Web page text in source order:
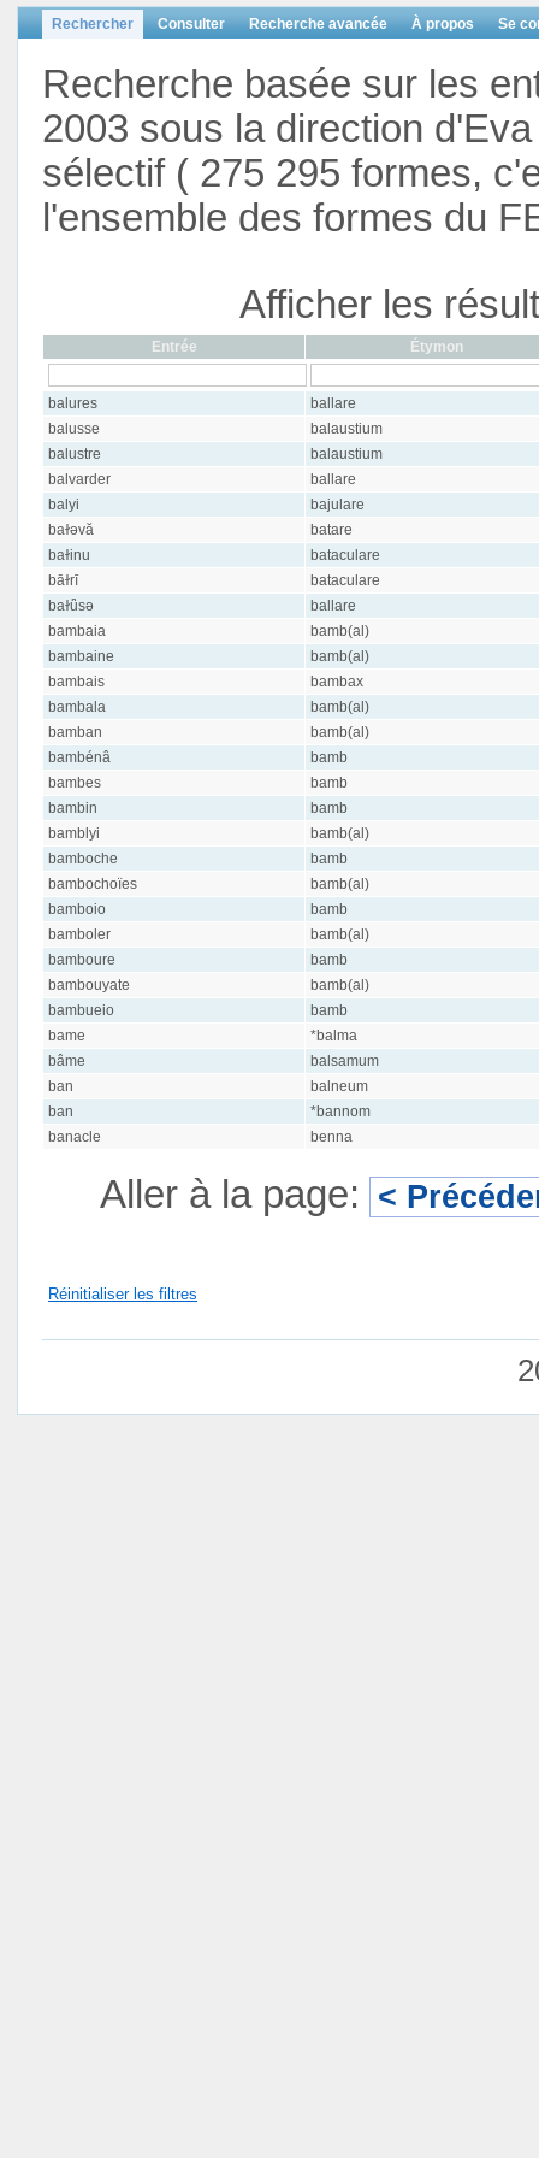
Rechercher Consulter Recherche avancée À propos Se
Recherche basée sur les
2003 sous la direction
sélectif ( 275 295 formes,
l'ensemble des formes du
Afficher les
Entrée Étymon
balures
ballare
balusse
balaustium
balustre
balaustium
balvarder
ballare
balyi
bajulare
baɫəvă
batare
baɫinu
bataculare
bāɫrī
bataculare
baɫǖsə
ballare
bambaia
bamb(al)
bambaine
bamb(al)
bambais
bambax
bambala
bamb(al)
bamban
bamb(al)
bambénâ
bamb
bambes
bamb
bambin
bamb
bamblyi
bamb(al)
bamboche
bamb
bambochoïes
bamb(al)
bamboio
bamb
bamboler
bamb(al)
bamboure
bamb
bambouyate
bamb(al)
bambueio
bamb
bame
*balma
bâme
balsamum
ban
balneum
ban
*bannom
banacle
benna
Aller à la page: <
Réinitialiser les filtres